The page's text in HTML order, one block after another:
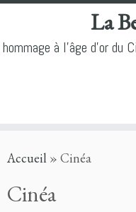
to
La
hommage à l'âge d'or du
Accueil » Cinéa
Cinéa